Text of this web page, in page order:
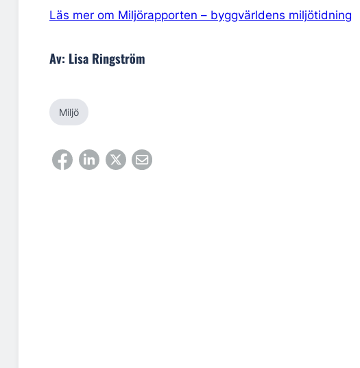
Läs mer om Miljörapporten – byggvärldens miljötidning
Av: Lisa Ringström
Miljö